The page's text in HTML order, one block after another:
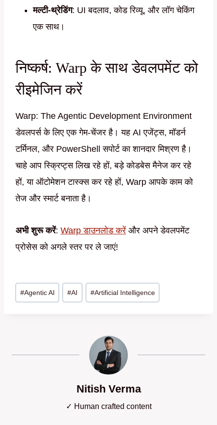
मल्टी-थ्रेडिंग: UI बदलाव, कोड रिव्यू, और लॉग चेकिंग
एक साथ।
निष्कर्ष: Warp के साथ डेवलपमेंट को
रीइमेजिन करें
Warp: The Agentic Development Environment
डेवलपर्स के लिए एक गेम-चेंजर है। यह AI एजेंट्स, मॉडर्न
टर्मिनल, और PowerShell सपोर्ट का शानदार मिश्रण है।
चाहे आप स्क्रिप्ट्स लिख रहे हों, बड़े कोडबेस मैनेज कर रहे
हों, या ऑटोमेशन टास्क्स कर रहे हों, Warp आपके काम को
तेज और स्मार्ट बनाता है।
अभी शुरू करें: Warp डाउनलोड करें और अपने डेवलपमेंट
प्रोसेस को अगले स्तर पर ले जाएं!
Post
Tags:
#Agentic AI #AI #Artificial Intelligence
Nitish Verma
✓ Human crafted content